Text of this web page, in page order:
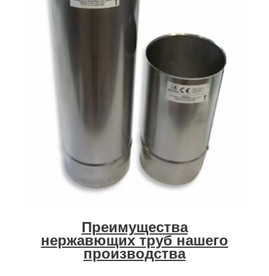
Преимущества
нержавющих труб нашего
производства